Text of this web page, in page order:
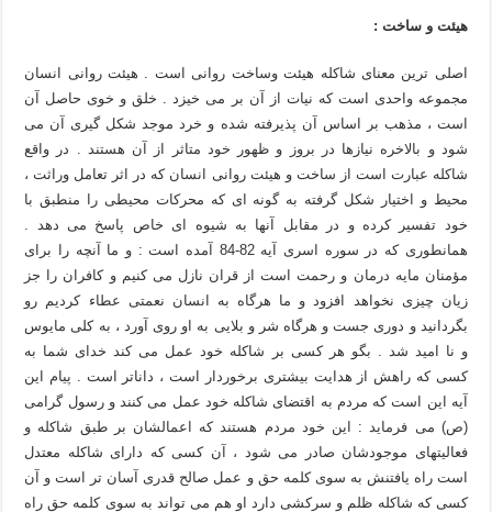
هیئت و ساخت :
اصلی ترین معنای شاکله هیئت وساخت روانی است . هیئت روانی انسان
مجموعه واحدی است که نیات از آن بر می خیزد . خلق و خوی حاصل آن
است ، مذهب بر اساس آن پذیرفته شده و خرد موجد شکل گیری آن می
شود و بالاخره نیازها در بروز و ظهور خود متاثر از آن هستند . در واقع
شاکله عبارت است از ساخت و هیئت روانی انسان که در اثر تعامل وراثت ،
محیط و اختیار شکل گرفته به گونه ای که محرکات محیطی را منطبق با
خود تفسیر کرده و در مقابل آنها به شیوه ای خاص پاسخ می دهد .
همانطوری که در سوره اسری آیه 82-84 آمده است : و ما آنچه را برای
مؤمنان مایه درمان و رحمت است از قران نازل می کنیم و کافران را جز
زیان چیزی نخواهد افزود و ما هرگاه به انسان نعمتی عطاء کردیم رو
بگردانید و دوری جست و هرگاه شر و بلایی به او روی آورد ، به کلی مایوس
و نا امید شد . بگو هر کسی بر شاکله خود عمل می کند خدای شما به
کسی که راهش از هدایت بیشتری برخوردار است ، داناتر است . پیام این
آیه این است که مردم به اقتضای شاکله خود عمل می کنند و رسول گرامی
(ص) می فرماید : این خود مردم هستند که اعمالشان بر طبق شاکله و
فعالیتهای موجودشان صادر می شود ، آن کسی که دارای شاکله معتدل
است راه یافتنش به سوی کلمه حق و عمل صالح قدری آسان تر است و آن
کسی که شاکله ظلم و سرکشی دارد او هم می تواند به سوی کلمه حق راه